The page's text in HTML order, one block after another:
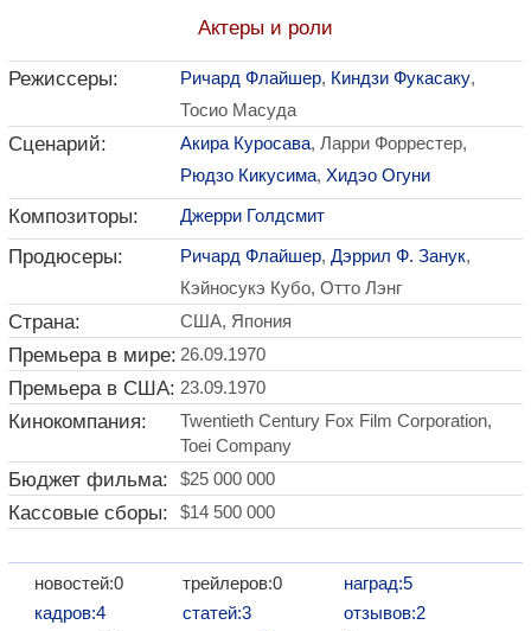
Актеры и роли
Режиссеры: Ричард Флайшер, Киндзи Фукасаку,
Тосио Масуда
Сценарий: Акира Куросава, Ларри Форрестер,
Рюдзо Кикусима, Хидэо Огуни
Композиторы: Джерри Голдсмит
Продюсеры: Ричард Флайшер, Дэррил Ф. Занук,
Кэйносукэ Кубо, Отто Лэнг
Страна: США, Япония
Премьера в мире: 26.09.1970
Премьера в США: 23.09.1970
Кинокомпания:
Twentieth Century Fox Film Corporation,
Toei Company
Бюджет фильма: $25 000 000
Кассовые сборы: $14 500 000
новостей:0
кадров:4
трейлеров:0
статей:3
наград:5
отзывов:2